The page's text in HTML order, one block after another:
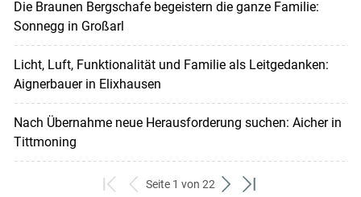
Die Braunen Bergschafe begeistern die ganze Familie:
Sonnegg in Großarl
Licht, Luft, Funktionalität und Familie als Leitgedanken:
Aignerbauer in Elixhausen
Nach Übernahme neue Herausforderung suchen: Aicher in
Tittmoning
zum
zurück
Seite 1 von 22
weiterzum